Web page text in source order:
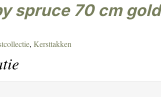
spruce 70 cm gold
, Kersttakken